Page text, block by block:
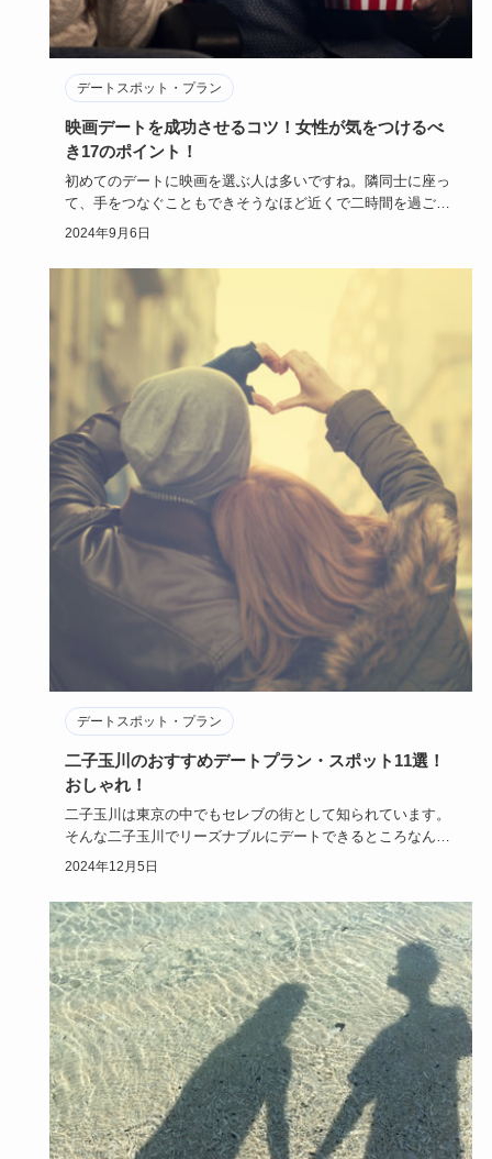
デートスポット・プラン
映画デートを成功させるコツ！女性が気をつけるべ
き17のポイント！
初めてのデートに映画を選ぶ人は多いですね。隣同士に座っ
て、手をつなぐこともできそうなほど近くで二時間を過ご
す…ドキドキして…
2024年9月6日
デートスポット・プラン
二子玉川のおすすめデートプラン・スポット11選！
おしゃれ！
二子玉川は東京の中でもセレブの街として知られています。
そんな二子玉川でリーズナブルにデートできるところなんて
あるの？と…
2024年12月5日